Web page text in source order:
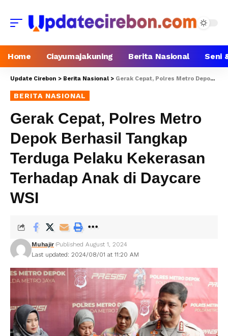
Home Ciayumajakuning Berita Nasional Seni
Update Cirebon > Berita Nasional > Gerak Cepat, Polres Metro Depok Berhasil Tangkap Terduga Pelaku Kekerasan Terhadap Anak di Daycare WSI
BERITA NASIONAL
Gerak Cepat, Polres Metro
Depok Berhasil Tangkap
Terduga Pelaku Kekerasan
Terhadap Anak di Daycare
WSI
Last updated: 2024/08/01 at 11:20 AM
Muhajir Published August 1, 2024